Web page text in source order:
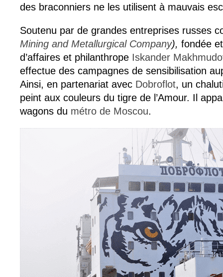
des braconniers ne les utilisent à mauvais
Soutenu par de grandes entreprises russes
Mining and Metallurgical Company), fondée
d’affaires et philanthrope Iskander
effectue des campagnes de sensibilisation
Ainsi, en partenariat avec Dobroflot, un
peint aux couleurs du tigre de l’Amour. Il
wagons du métro de Moscou.